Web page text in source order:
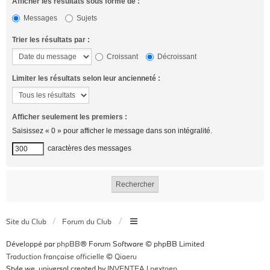
Messages
Sujets
Trier les résultats par :
Croissant
Décroissant
Limiter les résultats selon leur ancienneté :
Afficher seulement les premiers :
Saisissez « 0 » pour afficher le message dans son intégralité.
caractères des messages
Site du Club Forum du Club
Développé parphpBB® Forum Software © phpBB Limited
Traduction française officielle ©Qiaeru